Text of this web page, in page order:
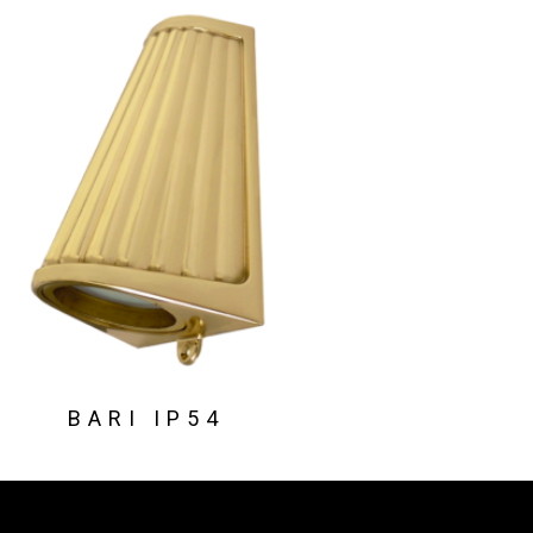
BARI IP54